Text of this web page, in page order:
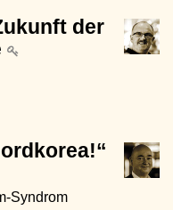
der
Syndrom